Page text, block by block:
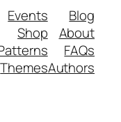
Blog
About
FAQs
Authors
Events
Shop
Themes